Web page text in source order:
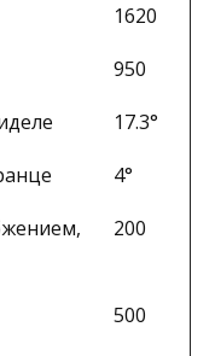
1620
950
17.3°
4°
200
500